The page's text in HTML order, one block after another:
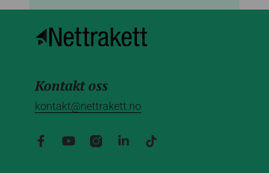
Kontakt oss
kontakt@nettrakett.no